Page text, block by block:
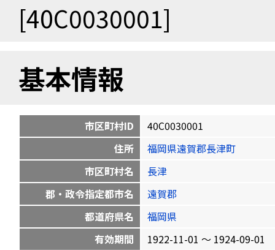
[40C0030001]
基本情報
市区町村ID
40C0030001
住所
福岡県遠賀郡長津町
市区町村名
長津
郡・政令指定都市名
遠賀郡
都道府県名
福岡県
有効期間
1922-11-01 〜 1924-09-01